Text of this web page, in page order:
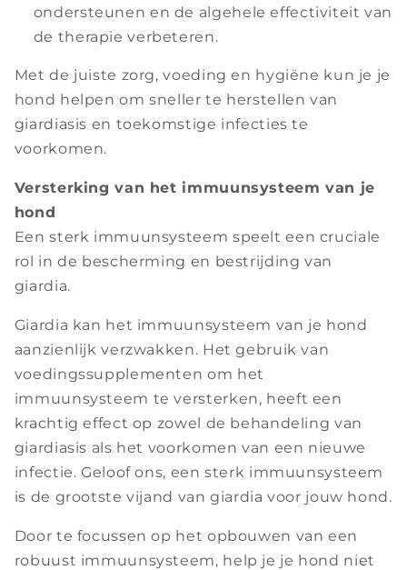
ondersteunen en de algehele effectiviteit van
de therapie verbeteren.
Met de juiste zorg, voeding en hygiëne kun je je
hond helpen om sneller te herstellen van
giardiasis en toekomstige infecties te
voorkomen.
Versterking van het immuunsysteem van je
hond
Een sterk immuunsysteem speelt een cruciale
rol in de bescherming en bestrijding van
giardia.
Giardia kan het immuunsysteem van je hond
aanzienlijk verzwakken. Het gebruik van
voedingssupplementen om het
immuunsysteem te versterken, heeft een
krachtig effect op zowel de behandeling van
giardiasis als het voorkomen van een nieuwe
infectie. Geloof ons, een sterk immuunsysteem
is de grootste vijand van giardia voor jouw hond.
Door te focussen op het opbouwen van een
robuust immuunsysteem, help je je hond niet